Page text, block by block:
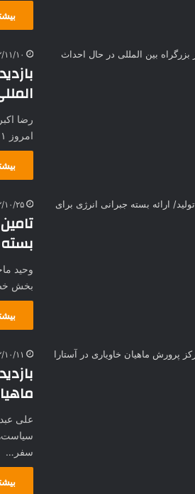
۱۴۰۲/
رضا
امروز ۱۱ بهمن ماه از زیرساخت‌های اقتصادی، حمل و…
۱۴۰۲/
بسته
بخش
۱۴۰۲/
علی
سفر…